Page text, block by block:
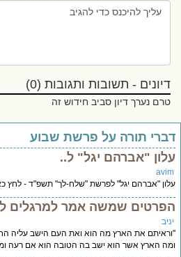
דיונים - תשובות ותגובות (0)
טרם נערך דיון סביב חידוש זה
תורה על פרשת שבוע
"אברהם יגל" ל..
"אברהם יגל" לפרשת "שלח-לך" תשפ"ד - לחץ כאן
שמשה אמר למרגלים
את הארץ מה הוא ואת העם הישב עליה
הארץ אשר הוא ישב בה הטובה הוא אם רעה ומה